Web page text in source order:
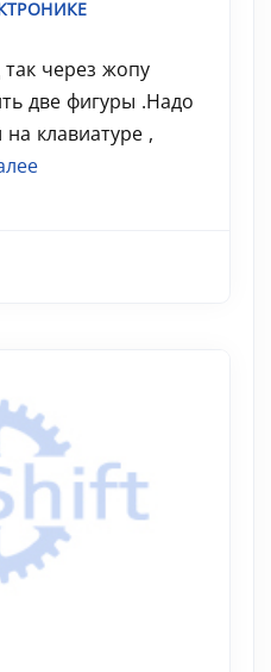
через жопу
две фигуры .Надо
клавиатуре ,